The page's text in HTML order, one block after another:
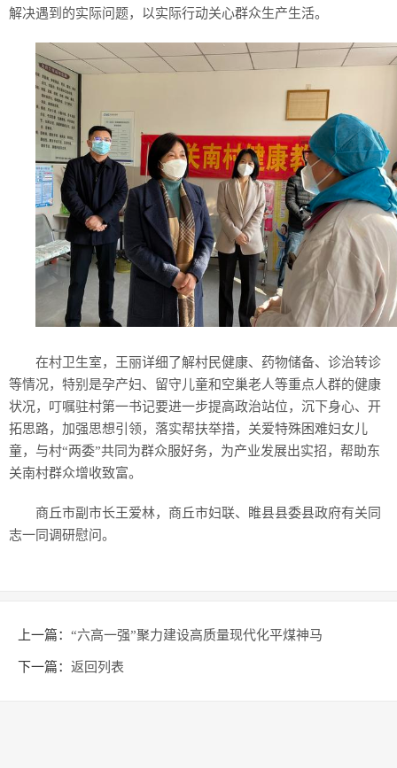
解决遇到的实际问题，以实际行动关心群众生产生活。
在村卫生室，王丽详细了解村民健康、药物储备、诊治转诊
等情况，特别是孕产妇、留守儿童和空巢老人等重点人群的健康
状况，叮嘱驻村第一书记要进一步提高政治站位，沉下身心、开
拓思路，加强思想引领，落实帮扶举措，关爱特殊困难妇女儿
童，与村“两委”共同为群众服好务，为产业发展出实招，帮助东
关南村群众增收致富。
商丘市副市长王爱林，商丘市妇联、睢县县委县政府有关同
志一同调研慰问。
上一篇： “六高一强”聚力建设高质量现代化平煤神马
下一篇： 返回列表